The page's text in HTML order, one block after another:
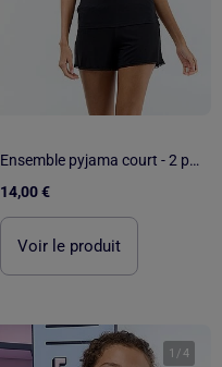
Ensemble pyjama court - 2 pièces
14,00 €
Voir le produit
1 /4